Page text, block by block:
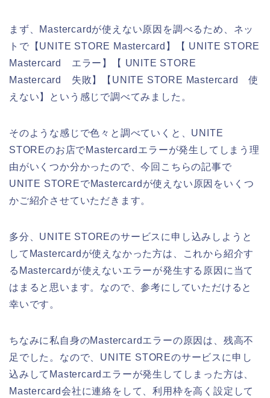
まず、Mastercardが使えない原因を調べるため、ネッ
トで【UNITE STORE Mastercard】【 UNITE STORE
Mastercard エラー】【 UNITE STORE
Mastercard 失敗】【UNITE STORE Mastercard 使
えない】という感じで調べてみました。
そのような感じで色々と調べていくと、UNITE
STOREのお店でMastercardエラーが発生してしまう理
由がいくつか分かったので、今回こちらの記事で
UNITE STOREでMastercardが使えない原因をいくつ
かご紹介させていただきます。
多分、UNITE STOREのサービスに申し込みしようと
してMastercardが使えなかった方は、これから紹介す
るMastercardが使えないエラーが発生する原因に当て
はまると思います。なので、参考にしていただけると
幸いです。
ちなみに私自身のMastercardエラーの原因は、残高不
足でした。なので、UNITE STOREのサービスに申し
込みしてMastercardエラーが発生してしまった方は、
Mastercard会社に連絡をして、利用枠を高く設定して